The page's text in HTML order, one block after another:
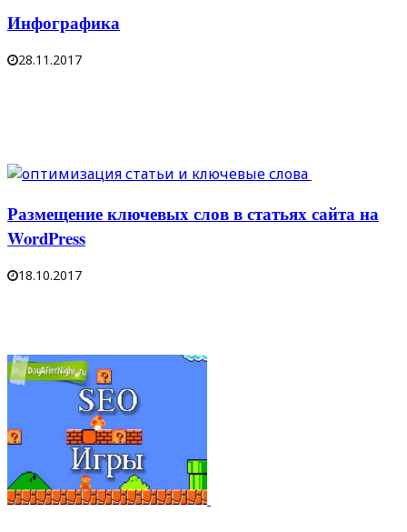
Инфографика
28.11.2017
Размещение ключевых слов в статьях сайта на
WordPress
18.10.2017